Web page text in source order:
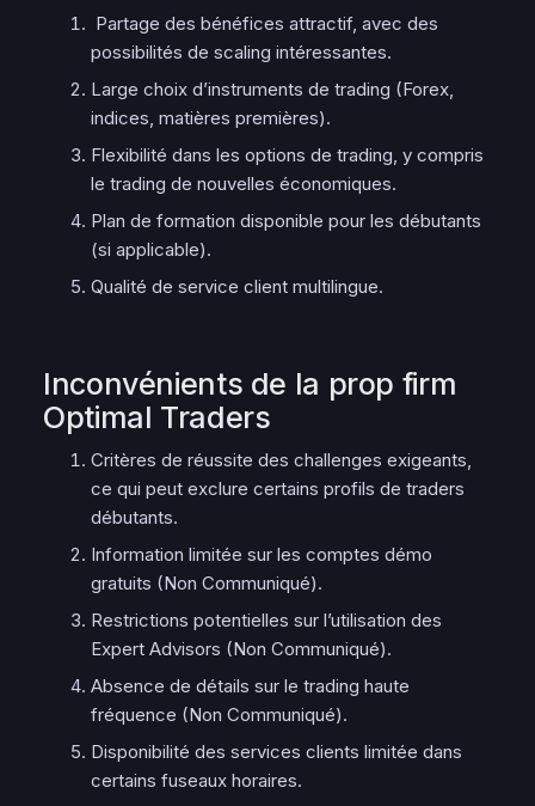
Partage des bénéfices attractif, avec des
possibilités de scaling intéressantes.
Large choix d’instruments de trading (Forex,
indices, matières premières).
Flexibilité dans les options de trading, y compris
le trading de nouvelles économiques.
Plan de formation disponible pour les débutants
(si applicable).
Qualité de service client multilingue.
Inconvénients de la prop firm
Optimal Traders
Critères de réussite des challenges exigeants,
ce qui peut exclure certains profils de traders
débutants.
Information limitée sur les comptes démo
gratuits (Non Communiqué).
Restrictions potentielles sur l’utilisation des
Expert Advisors (Non Communiqué).
Absence de détails sur le trading haute
fréquence (Non Communiqué).
Disponibilité des services clients limitée dans
certains fuseaux horaires.